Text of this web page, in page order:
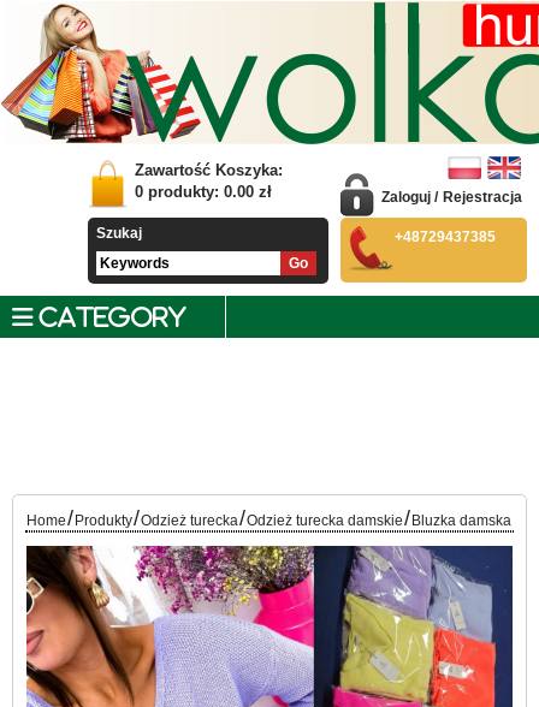
Zawartość Koszyka:
0 produkty: 0.00 zł
Szukaj
Zaloguj / Rejestracja
+48729437385
CATEGORY
Home/ Produkty/Odzież turecka/Odzież turecka damskie/ Bluzka damska